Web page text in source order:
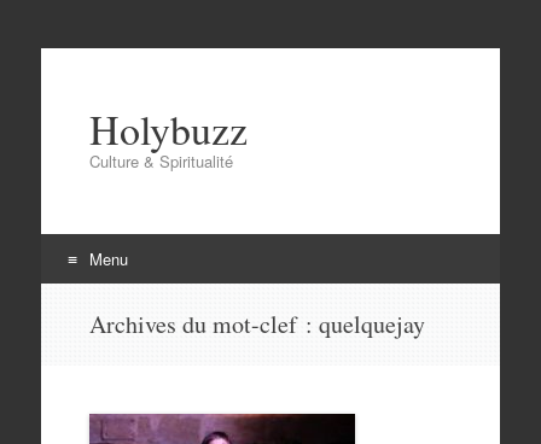
Holybuzz
Culture & Spiritualité
Menu
Archives du mot-clef : quelquejay